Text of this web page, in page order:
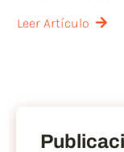
Leer Artículo